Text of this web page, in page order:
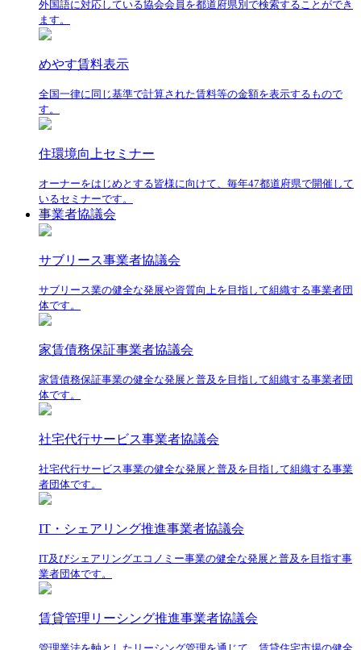
外国語に対応している協会会員を都道府県別で検索することができ
ます。
めやす賃料表示
全国一律に同じ基準で計算された賃料等の金額を表示するもので
す。
住環境向上セミナー
オーナーをはじめとする皆様に向けて、毎年47都道府県で開催して
いるセミナーです。
事業者協議会
サブリース事業者協議会
サブリース業の健全な発展や資質向上を目指して組織する事業者団
体です。
家賃債務保証事業者協議会
家賃債務保証事業の健全な発展と普及を目指して組織する事業者団
体です。
社宅代行サービス事業者協議会
社宅代行サービス事業の健全な発展と普及を目指して組織する事業
者団体です。
IT・シェアリング推進事業者協議会
IT及びシェアリングエコノミー事業の健全な発展と普及を目指す事
業者団体です。
賃貸管理リーシング推進事業者協議会